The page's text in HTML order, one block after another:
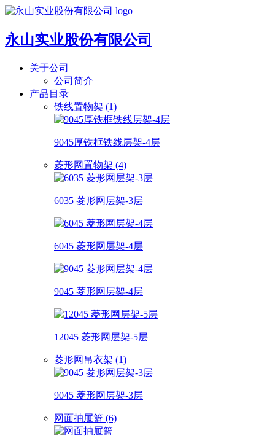
永山实业股份有限公司
关于公司
公司简介
产品目录
铁线置物架 (1)
9045厚铁框铁线层架-4层
菱形网置物架 (4)
6035 菱形网层架-3层
6045 菱形网层架-4层
9045 菱形网层架-4层
12045 菱形网层架-5层
菱形网吊衣架 (1)
9045 菱形网层架-3层
网面抽屉篮 (6)